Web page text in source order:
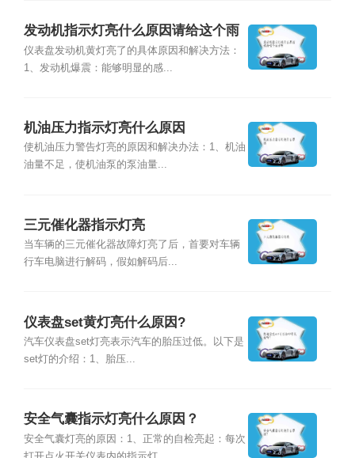
发动机指示灯亮什么原因请给这个雨
水啊
仪表盘发动机黄灯亮了的具体原因和解决方法：
1、发动机爆震：能够明显的感...
机油压力指示灯亮什么原因
使机油压力警告灯亮的原因和解决办法：1、机油
油量不足，使机油泵的泵油量...
三元催化器指示灯亮
当车辆的三元催化器故障灯亮了后，首要对车辆
行车电脑进行解码，假如解码后...
仪表盘set黄灯亮什么原因?
汽车仪表盘set灯亮表示汽车的胎压过低。以下是
set灯的介绍：1、胎压...
安全气囊指示灯亮什么原因？
安全气囊灯亮的原因：1、正常的自检亮起：每次